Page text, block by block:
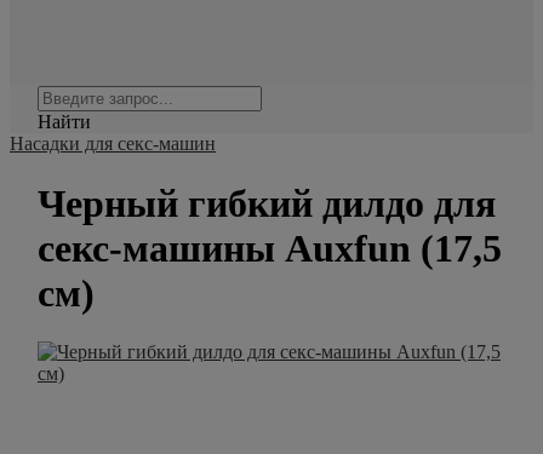
Найти
Насадки для секс-машин
Черный гибкий дилдо для
секс-машины Auxfun (17,5
см)